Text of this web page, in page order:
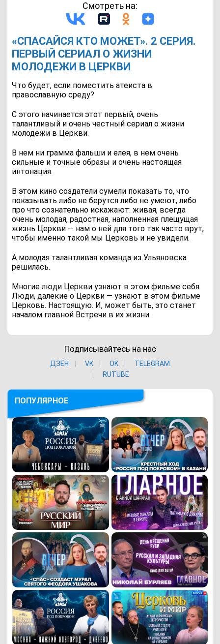
Смотреть на:
«СПАСАЙСЯ КТО МОЖЕТ». 2 СЕРИЯ.
ПЕРВЫЙ СЕРИАЛ О ЖИЗНИ
МОЛОДЕЖИ В ЦЕРКВИ
Что будет, если поместить атеиста в
православную среду?
С этого начинается этот первый, очень
талантливый и очень честный сериал о жизни
молодежи в Церкви.
В нем ни грамма фальши и елея, в нем очень
сильные и точные образы и очень настоящая
интонация.
В этом кино создатели сумели показать то, что
показывать либо не берутся либо не умеют, либо
про что сознательно искажают: живая, всегда
очень молодая, радостная, наполненная плещущая
жизнь Церкви — нам о ней для того так часто врут,
чтобы именно такой мы Церковь и не увидели.
А молодая талантливая команда из Ульяновска
решилась.
Многие люди Церкви узнают в этом фильме себя.
Люди, далекие о Церкви — узнают в этом фильме
Церковь. Настоящую. И, может быть, это станет
началом главной Встречи в их жизни.
Подписывайтесь на нас
ДЗЕН VK ОK
TELEGRAM
RUTUBE
ПОПУЛЯРНОЕ